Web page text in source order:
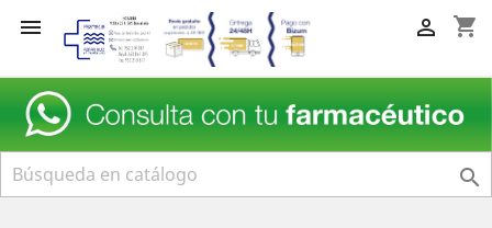
 shopping_cart

